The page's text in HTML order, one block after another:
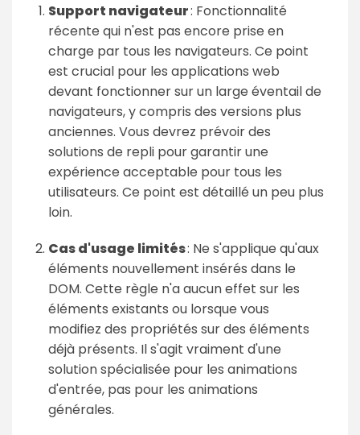
Support navigateur: Fonctionnalité
récente qui n'est pas encore prise en
charge par tous les navigateurs. Ce point
est crucial pour les applications web
devant fonctionner sur un large éventail de
navigateurs, y compris des versions plus
anciennes. Vous devrez prévoir des
solutions de repli pour garantir une
expérience acceptable pour tous les
utilisateurs. Ce point est détaillé un peu plus
loin.
Cas d'usage limités: Ne s'applique qu'aux
éléments nouvellement insérés dans le
DOM. Cette règle n'a aucun effet sur les
éléments existants ou lorsque vous
modifiez des propriétés sur des éléments
déjà présents. Il s'agit vraiment d'une
solution spécialisée pour les animations
d'entrée, pas pour les animations
générales.